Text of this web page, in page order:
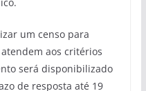
um censo para
aos critérios
será disponibilizado
de resposta até 19